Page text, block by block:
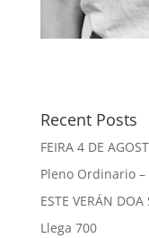
Recent Posts
FEIRA 4 DE
Pleno Ordinario
ESTE VERÁN
Llega 700